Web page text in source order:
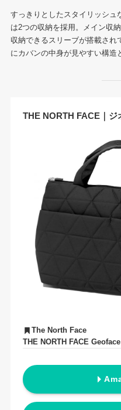
すっきりとしたスタイリッシュ
は2つの収納を採用。メイン収
収納できるスリーブが搭載され
にカバンの中身が見やすい構造
THE NORTH FACE｜ジ
The North Face
THE NORTH FACE